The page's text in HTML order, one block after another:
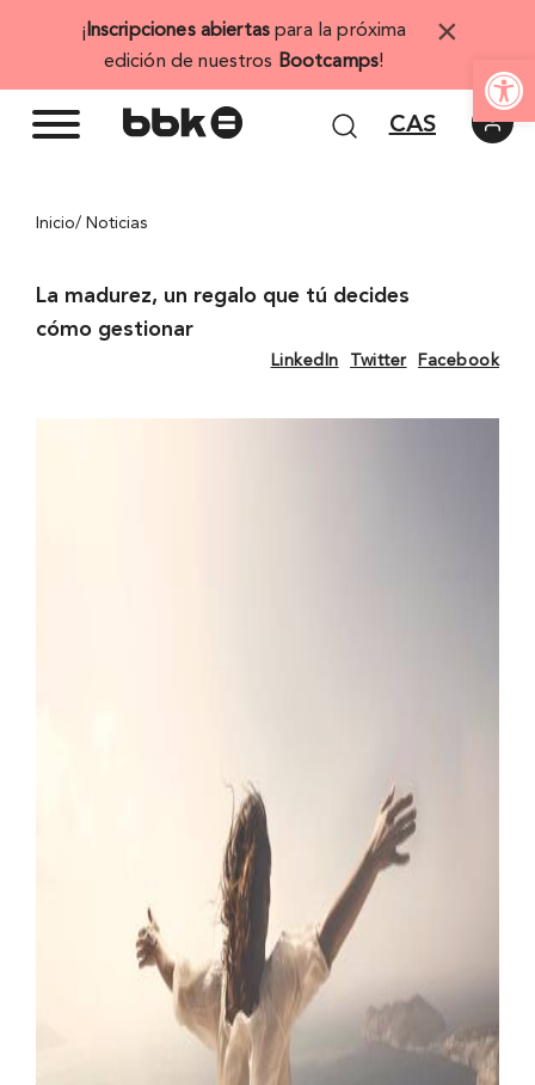
Abrir
¡ Inscripciones abiertas para la próxima
edición de nuestros Bootcamps!
×
CAS
Inicio/ Noticias
La madurez, un regalo que tú decides
cómo gestionar
LinkedIn Twitter Facebook